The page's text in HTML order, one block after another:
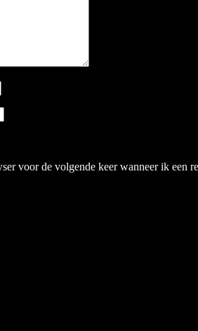
voor de volgende keer wanneer ik een